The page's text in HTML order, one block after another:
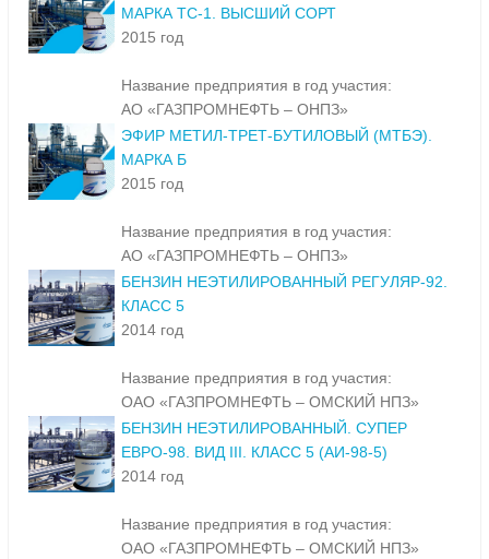
МАРКА ТС-1. ВЫСШИЙ СОРТ
2015 год
Название предприятия в год участия:
АО «ГАЗПРОМНЕФТЬ – ОНПЗ»
ЭФИР МЕТИЛ-ТРЕТ-БУТИЛОВЫЙ (МТБЭ).
МАРКА Б
2015 год
Название предприятия в год участия:
АО «ГАЗПРОМНЕФТЬ – ОНПЗ»
БЕНЗИН НЕЭТИЛИРОВАННЫЙ РЕГУЛЯР-92.
КЛАСС 5
2014 год
Название предприятия в год участия:
ОАО «ГАЗПРОМНЕФТЬ – ОМСКИЙ НПЗ»
БЕНЗИН НЕЭТИЛИРОВАННЫЙ. СУПЕР
ЕВРО-98. ВИД III. КЛАСС 5 (АИ-98-5)
2014 год
Название предприятия в год участия:
ОАО «ГАЗПРОМНЕФТЬ – ОМСКИЙ НПЗ»